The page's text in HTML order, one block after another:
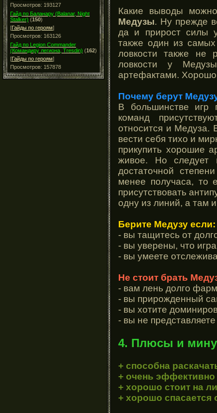
Просмотров: 193127
Гайд по Баланару (Balanar, Night
Stalker) (150)
[Гайды по героям]
Просмотров: 163126
Гайд по Legion Commander
(Командиру легиона, Tresdin) (162)
[Гайды по героям]
Просмотров: 157878
Какие выводы можно
Медузы. Ну прежде
да и прирост силы
также один из
ловкости также не
ловкости у
артефактами. Хорошо
Почему берут
В большинстве
команд
относится и Медуза.
вести себя тихо и
прикупить хорошие
живое. Но следует
достаточной
менее получаса, то
присутствовать
одну из линий, а там
Берите Медузу если:
- вы тащитесь от
- вы уверены, что
- вы умеете
Не стоит брать
- вам лень долго
- вы прирожденный
- вы хотите
- вы не
4. Плюсы и
+ способна
+ очень
+ хорошо стоит на
+ хорошо спасается